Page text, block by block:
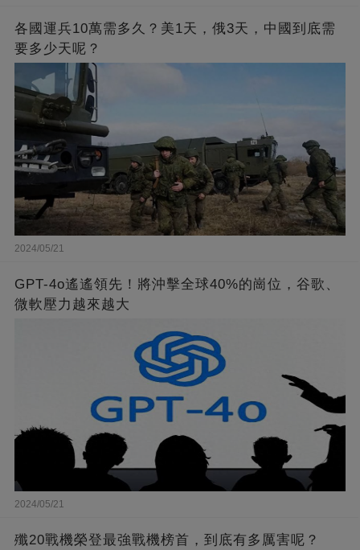
各國運兵10萬需多久？美1天，俄3天，中國到底需
要多少天呢？
2024/05/21
GPT-4o遙遙領先！將沖擊全球40%的崗位，谷歌、
微軟壓力越來越大
2024/05/21
殲20戰機榮登最強戰機榜首，到底有多厲害呢？